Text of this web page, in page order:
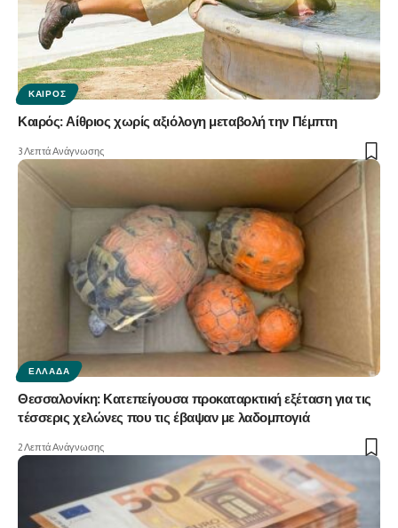
ΚΑΙΡΌΣ
Καιρός: Αίθριος χωρίς αξιόλογη μεταβολή την Πέμπτη
3 Λεπτά Ανάγνωσης
ΕΛΛΆΔΑ
Θεσσαλονίκη: Κατεπείγουσα προκαταρκτική εξέταση για τις
τέσσερις χελώνες που τις έβαψαν με λαδομπογιά
2 Λεπτά Ανάγνωσης